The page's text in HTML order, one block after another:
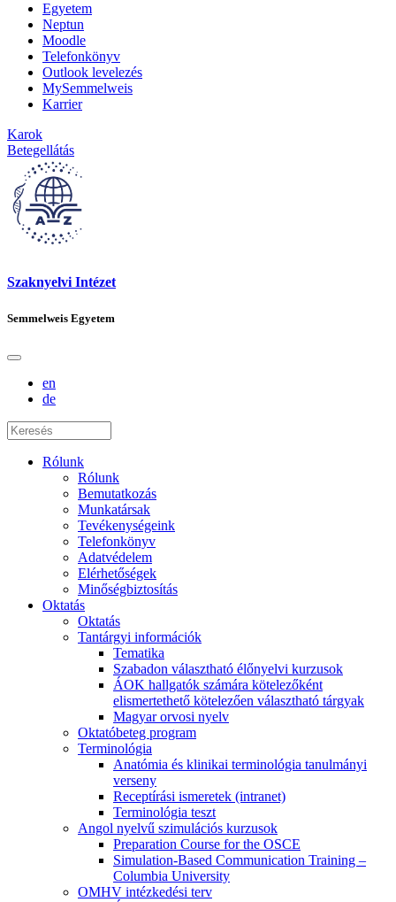
Egyetem
Neptun
Moodle
Telefonkönyv
Outlook levelezés
MySemmelweis
Karrier
Karok
Betegellátás
Szaknyelvi Intézet
Semmelweis Egyetem
en
de
Rólunk
Rólunk
Bemutatkozás
Munkatársak
Tevékenységeink
Telefonkönyv
Adatvédelem
Elérhetőségek
Minőségbiztosítás
Oktatás
Oktatás
Tantárgyi információk
Tematika
Szabadon választható élőnyelvi kurzusok
ÁOK hallgatók számára kötelezőként
elismertethető kötelezően választható tárgyak
Magyar orvosi nyelv
Oktatóbeteg program
Terminológia
Anatómia és klinikai terminológia tanulmányi
verseny
Receptírási ismeretek (intranet)
Terminológia teszt
Angol nyelvű szimulációs kurzusok
Preparation Course for the OSCE
Simulation-Based Communication Training –
Columbia University
OMHV intézkedési terv